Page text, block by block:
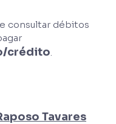
consultar débitos
crédito.
Tavares